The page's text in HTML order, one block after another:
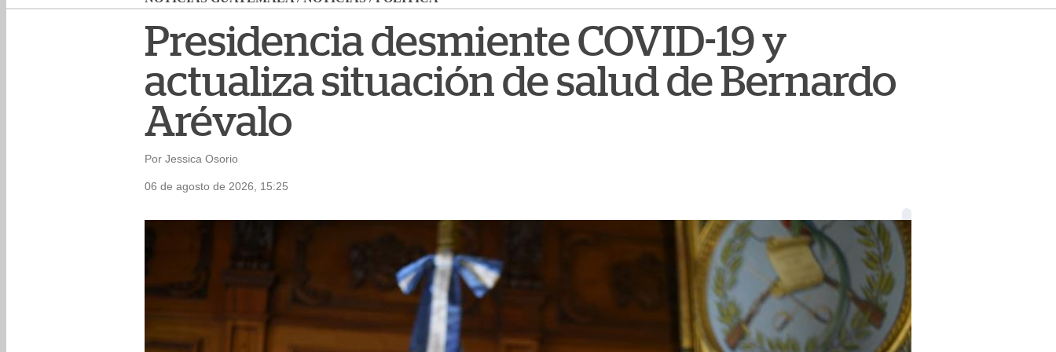
Presidencia desmiente COVID-19 y
actualiza situación de salud de Bernardo
Arévalo
Por Jessica Osorio
06 de agosto de 2026, 15:25